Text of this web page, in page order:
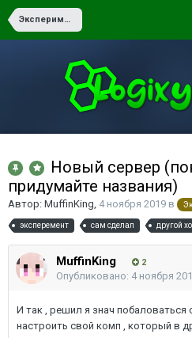
Эксперименты
Новый сервер
придумайте названия)
Автор: MuffinKing, 4 ноября 2019 в
эксперемент сам сделал другой
MuffinKing 2
Опубликовано: 4 ноября
И так , решил я знач побаловаться
настроить свой комп , который в